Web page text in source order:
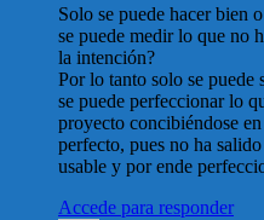
Solo se puede hacer bien
se puede medir lo que no
la intención?
Por lo tanto solo se puede
se puede perfeccionar lo
proyecto concibiéndose
perfecto, pues no ha
usable y por ende
Accede para responder